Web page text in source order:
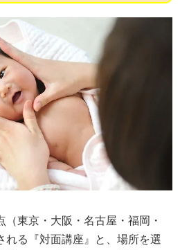
東京・大阪・名古屋・福岡・
れる『対面講座』と、場所を選